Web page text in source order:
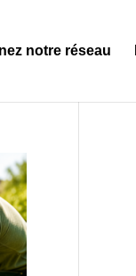
notre réseau